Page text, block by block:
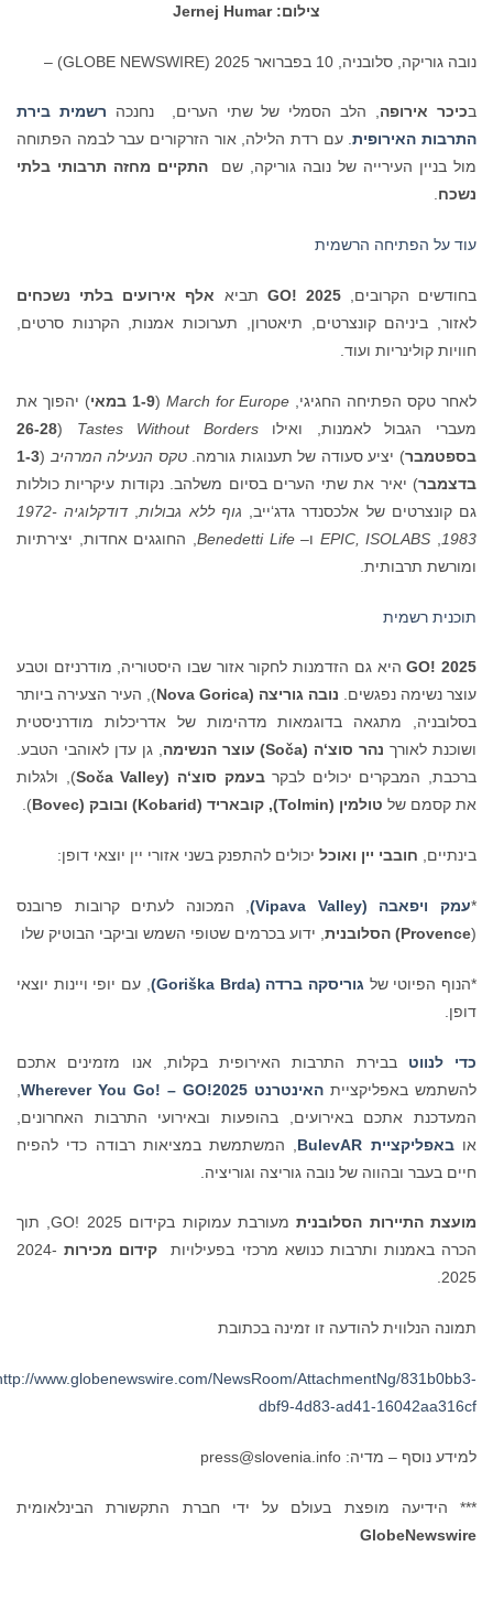
צילום: Jernej Humar
נובה גוריקה, סלובניה, 10 בפברואר 2025 (GLOBE NEWSWIRE) –
בכיכר אירופה, הלב הסמלי של שתי הערים, נחנכה
רשמית בירת
התרבות האירופית. עם רדת הלילה, אור הזרקורים עבר לבמה הפתוחה
מול בניין העירייה של נובה גוריקה, שם
התקיים מחזה תרבותי בלתי
נשכח.
עוד על הפתיחה הרשמית
בחודשים הקרובים, GO! 2025תביאאלף אירועים בלתי נשכחים
לאזור, ביניהם קונצרטים, תיאטרון, תערוכות אמנות, הקרנות סרטים,
חוויות קולינריות ועוד.
לאחר טקס הפתיחה החגיגי, March for Europe
( 1-9 במאי
) יהפוך את
מעברי הגבול לאמנות, ואילו
Tastes Without Borders
(
26-28
בספטמבר) יציע סעודה של תענוגות גורמה. טקס הנעילה המרהיב 1-3
בדצמבר) יאיר את שתי הערים בסיום משלהב. נקודות עיקריות כוללות
גם קונצרטים של אלכסנדר גדג‘ייב,
גוף ללא גבולות,
דודקלוגיה 1972-
1983
,
EPIC, ISOLABS ו – Benedetti Life
, החוגגים אחדות, יצירתיות
ומורשת תרבותית.
תוכנית רשמית
GO! 2025היא גם הזדמנות לחקור אזור שבו היסטוריה, מודרניזם וטבע
עוצר נשימה נפגשים. נובה גוריצה (Nova Gorica
), העיר הצעירה ביותר
בסלובניה, מתגאה בדוגמאות מדהימות של אדריכלות מודרניסטית
ושוכנת לאורךנהר סוצ‘ה (So ča) עוצר הנשימה
, גן עדן לאוהבי הטבע.
ברכבת, המבקרים יכולים לבקר בעמק סוצ‘ה (So ča Valley
), ולגלות
את קסמם שלטולמין (Tolmin), קובאריד (Kobarid) ובובק (Bovec ).
בינתיים, חובבי יין ואוכליכולים להתפנק בשני אזורי יין יוצאי דופן:
עמק ויפאבה (Vipava Valley ), המכונה לעתים קרובות פרובנס
Provence) הסלובנית, ידוע בכרמים שטופי השמש וביקבי הבוטיק שלו
*הנוף הפיוטי של גוריסקה ברדה ( Goriška Brda
), עם יופי ויינות יוצאי
דופן.
כדי לנווטבבירת התרבות האירופית בקלות, אנו מזמינים אתכם
להשתמש באפליקציית האינטרנט Wherever You Go! – GO!2025
,
המעדכנת אתכם באירועים, בהופעות ובאירועי התרבות האחרונים,
או באפליקציית BulevAR
, המשתמשת במציאות רבודה כדי להפיח
חיים בעבר ובהווה של נובה גוריצה וגוריציה.
מועצת התיירות הסלובנית
מעורבת עמוקות בקידום GO! 2025, תוך
הכרה באמנות ותרבות כנושא מרכזי בפעילויות קידום מכירות
2024-
2025.
תמונה הנלווית להודעה זו זמינה בכתובת
http://www.globenewswire.com/NewsRoom/AttachmentNg/831b0bb3-
dbf9-4d83-ad41-16042aa316cf
למידע נוסף – מדיה: press@slovenia.info
*** הידיעה מופצת בעולם על ידי חברת התקשורת הבינלאומית
GlobeNewswire